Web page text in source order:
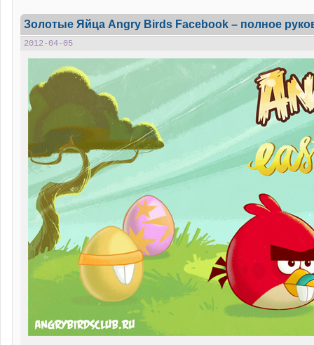
Золотые Яйца Angry Birds Facebook – полное
2012-04-05